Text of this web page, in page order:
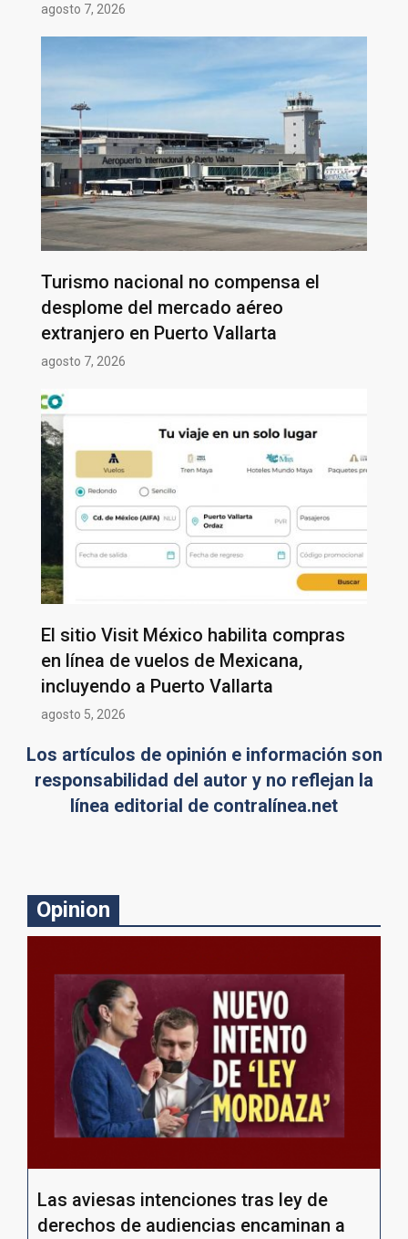
agosto 7, 2026
Turismo nacional no compensa el
desplome del mercado aéreo
extranjero en Puerto Vallarta
agosto 7, 2026
El sitio Visit México habilita compras
en línea de vuelos de Mexicana,
incluyendo a Puerto Vallarta
agosto 5, 2026
Los artículos de opinión e información son
responsabilidad del autor y no reflejan la
línea editorial de contralínea.net
Opinion
Las aviesas intenciones tras ley de
derechos de audiencias encaminan a